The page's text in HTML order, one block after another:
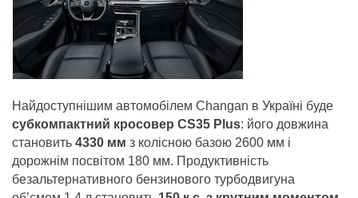
Найдоступнішим автомобілем Changan в Україні буде
субкомпактний кросовер CS35 Plus: його довжина
становить 4330 мм з колісною базою 2600 мм і
дорожнім посвітом 180 мм. Продуктивність
безальтернативного бензинового турбодвигуна